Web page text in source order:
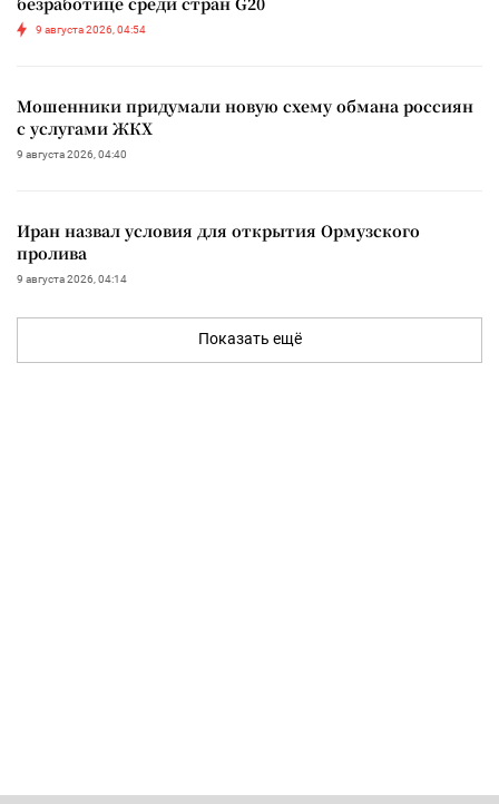
9 августа 2026, 04:54
Мошенники придумали новую схему обмана россиян
с услугами ЖКХ
9 августа 2026, 04:40
Иран назвал условия для открытия Ормузского
пролива
9 августа 2026, 04:14
Показать ещё